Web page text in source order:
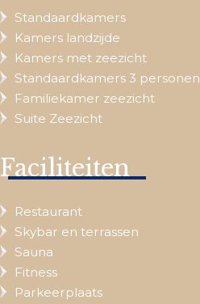
Standaardkamers
Kamers landzijde
Kamers met zeezicht
Standaardkamers 3 personen
Familiekamer zeezicht
Suite Zeezicht
Faciliteiten
Restaurant
Skybar en terrassen
Sauna
Fitness
Parkeerplaats